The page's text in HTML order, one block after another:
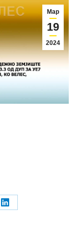
Мар
19
2024
Share